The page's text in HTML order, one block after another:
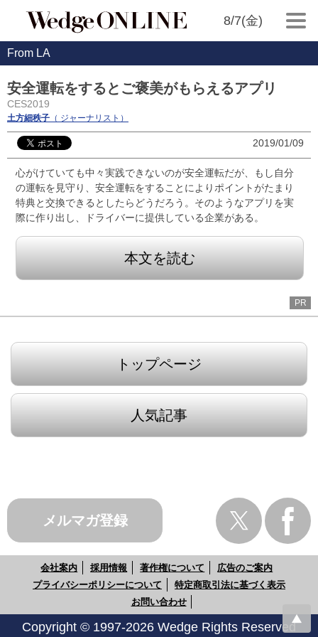
8/7(金)
From LA
安全運転をするとご褒美がもらえるアプリ
CES2019
土方細秩子 （ ジャーナリスト）
2019/01/09
心がけていても中々実践できないのが安全運転だが、もし自分
の運転を見守り、安全運転をすることによりポイントがたまり
特典と交換できるとしたらどうだろう。そのようなアプリを実
際に作り出し、ドライバーに提供している企業がある。
本文を読む
PR
トップページ
人気記事
メルマガ登録
会社案内 採用情報 著作権について
広告のご案内
プライバシーポリシーについて
特定商取引法に基づく表示
お問い合わせ
Copyright © 1997-2026 Wedge Rights Reserved